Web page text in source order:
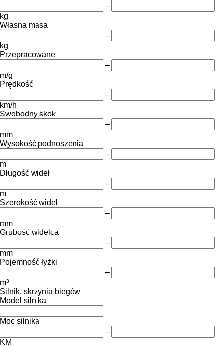
–
kg
Własna masa
–
kg
Przepracowane
–
m/g
Prędkość
–
km/h
Swobodny skok
–
mm
Wysokość podnoszenia
–
m
Długość wideł
–
m
Szerokość wideł
–
mm
Grubość widelca
–
mm
Pojemność łyżki
–
m³
Silnik, skrzynia biegów
Model silnika
Moc silnika
–
KM